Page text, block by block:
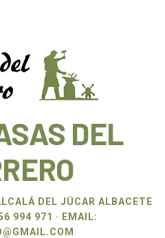
DEL
DEL JÚCAR ALBACETE
994 971 · EMAIL: